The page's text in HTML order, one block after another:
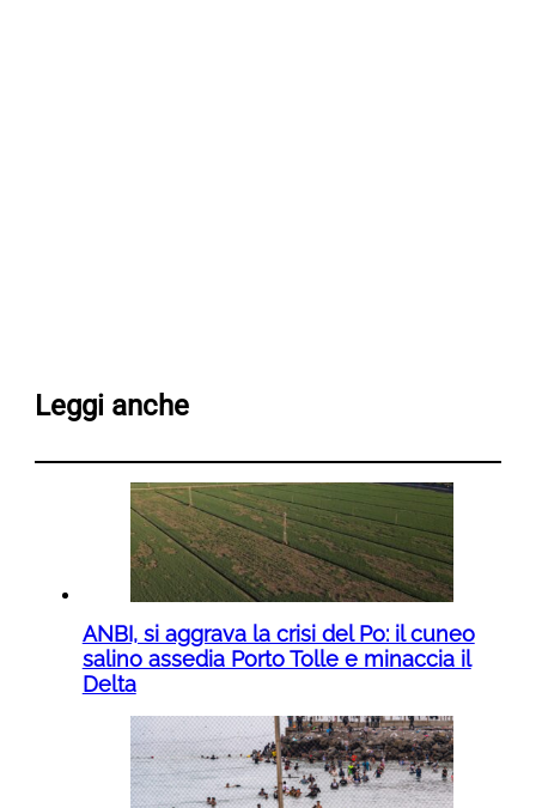
Leggi anche
ANBI, si aggrava la crisi del Po: il cuneo
salino assedia Porto Tolle e minaccia il
Delta